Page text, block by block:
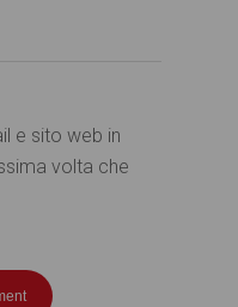
e sito web in
volta che